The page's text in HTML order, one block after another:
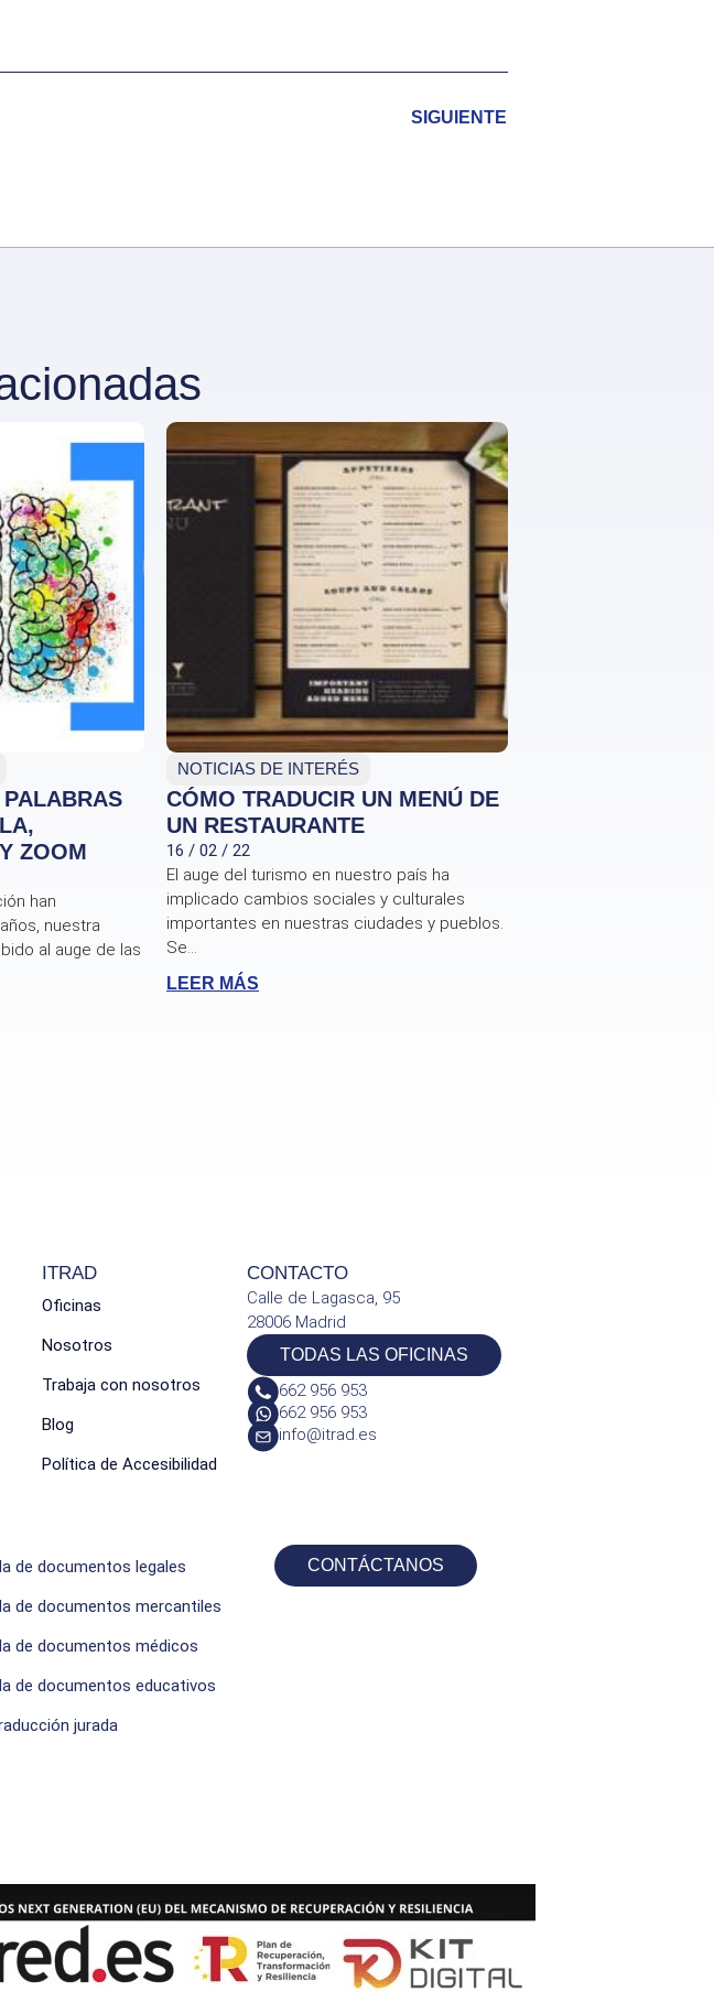
SIGUIENTE
ZOOM
han
nuestra
al auge de las
NOTICIAS DE INTERÉS
CÓMO TRADUCIR UN MENÚ DE
UN RESTAURANTE
16 / 02 / 22
El auge del turismo en nuestro país ha
implicado cambios sociales y culturales
importantes en nuestras ciudades y pueblos.
Se...
LEER MÁS
ITRAD
Oficinas
Nosotros
Trabaja con nosotros
Blog
Política de Accesibilidad
CONTACTO
Calle de Lagasca, 95
28006 Madrid
TODAS LAS OFICINAS
662 956 953
662 956 953
info@itrad.es
de documentos legales
de documentos mercantiles
de documentos médicos
de documentos educativos
jurada
CONTÁCTANOS